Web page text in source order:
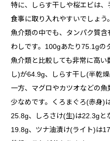
特に、しらす干しや桜エビは
食事に取り入れやすいでしょう。
魚介類の中でも、タンパク質
わしです。100gあたり75.1gの
魚介類と比較しても非常に高
し)が64.9g、しらす干し(半乾
一方、マグロやカツオなどの
少なめです。くろまぐろ(赤身)
25.8g、しろさけ(生)は22.3gと
19.8g、ツナ油漬け(ライト)は